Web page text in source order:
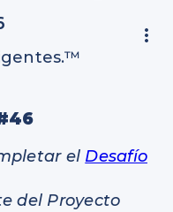
el Desafío
del Proyecto